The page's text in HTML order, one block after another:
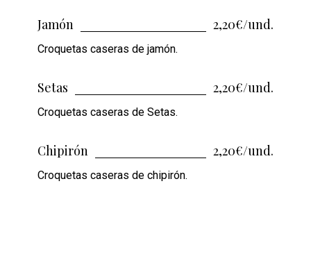
Jamón 2,20€/und.
Croquetas caseras de jamón.
Setas 2,20€/und.
Croquetas caseras de Setas.
Chipirón 2,20€/und.
Croquetas caseras de chipirón.